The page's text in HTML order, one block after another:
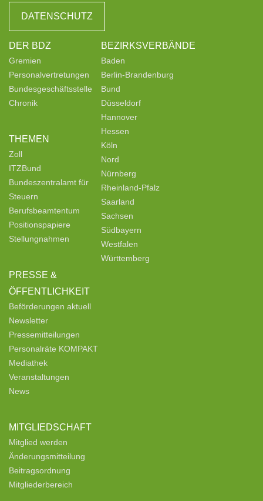
DATENSCHUTZ
DER BDZ
Gremien
Personalvertretungen
Bundesgeschäftsstelle
Chronik
THEMEN
Zoll
ITZBund
Bundeszentralamt für
Steuern
Berufsbeamtentum
Positionspapiere
Stellungnahmen
PRESSE &
ÖFFENTLICHKEIT
Beförderungen aktuell
Newsletter
Pressemitteilungen
Personalräte KOMPAKT
Mediathek
Veranstaltungen
News
MITGLIEDSCHAFT
Mitglied werden
Änderungsmitteilung
Beitragsordnung
Mitgliederbereich
BEZIRKSVERBÄNDE
Baden
Berlin-Brandenburg
Bund
Düsseldorf
Hannover
Hessen
Köln
Nord
Nürnberg
Rheinland-Pfalz
Saarland
Sachsen
Südbayern
Westfalen
Württemberg